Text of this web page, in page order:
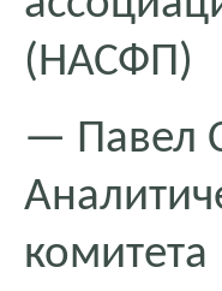
(НАСФП)
— Павел